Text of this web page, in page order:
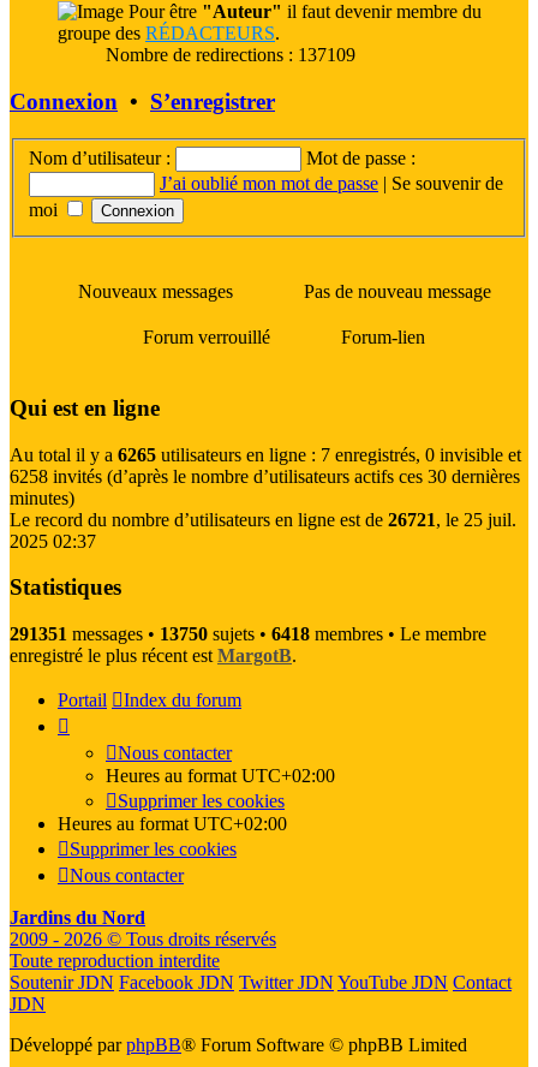
Pour être "Auteur" il faut devenir membre du
groupe des RÉDACTEURS.
Nombre de redirections : 137109
Connexion • S’enregistrer
Nom d’utilisateur :
Mot de passe :
J’ai oublié mon mot de passe | Se souvenir de
moi
Nouveaux messages Pas de nouveau message
Forum verrouillé Forum-lien
Qui est en ligne
Au total il y a 6265 utilisateurs en ligne : 7 enregistrés, 0 invisible et
6258 invités (d’après le nombre d’utilisateurs actifs ces 30 dernières
minutes)
Le record du nombre d’utilisateurs en ligne est de 26721, le 25 juil.
2025 02:37
Statistiques
291351 messages • 13750 sujets • 6418 membres • Le membre
enregistré le plus récent est MargotB.
Portail Index du forum
Nous contacter
Heures au format UTC+02:00
Supprimer les cookies
Heures au format UTC+02:00
Supprimer les cookies
Nous contacter
Jardins du Nord
2009 - 2026 © Tous droits réservés
Toute reproduction interdite
Soutenir JDN Facebook JDN Twitter JDN YouTube JDN Contact
JDN
Développé parphpBB® Forum Software © phpBB Limited